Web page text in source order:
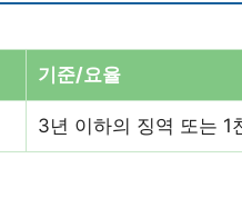
기준/요율
3년 이하의 징역 또는 1